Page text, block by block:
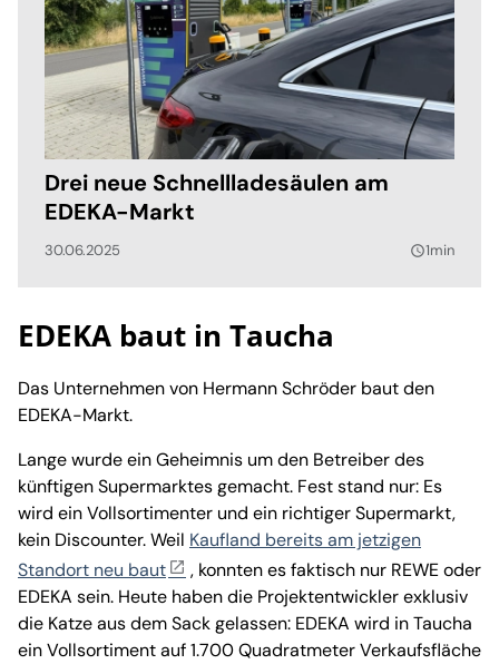
Drei neue Schnellladesäulen am
EDEKA-Markt
30.06.2025 query_builder1min
EDEKA baut in Taucha
Das Unternehmen von Hermann Schröder baut den
EDEKA-Markt.
Lange wurde ein Geheimnis um den Betreiber des
künftigen Supermarktes gemacht. Fest stand nur: Es
wird ein Vollsortimenter und ein richtiger Supermarkt,
kein Discounter. Weil Kaufland bereits am jetzigen
Standort neu baut
, konnten es faktisch nur REWE oder
EDEKA sein. Heute haben die Projektentwickler exklusiv
die Katze aus dem Sack gelassen: EDEKA wird in Taucha
ein Vollsortiment auf 1.700 Quadratmeter Verkaufsfläche